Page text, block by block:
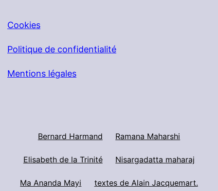
Cookies
Politique de confidentialité
Mentions légales
Bernard Harmand Ramana Maharshi
Elisabeth de la Trinité Nisargadatta maharaj
Ma Ananda Mayi textes de Alain Jacquemart.